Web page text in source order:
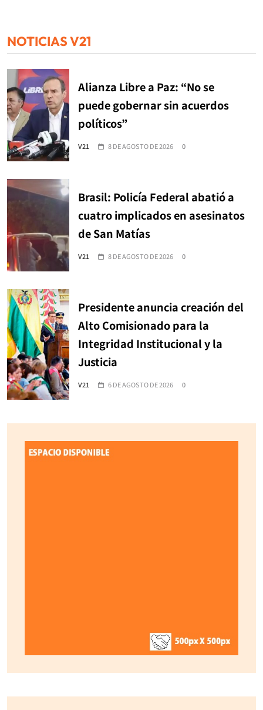
NOTICIAS V21
Alianza Libre a Paz: “No se
puede gobernar sin acuerdos
políticos”
V21 8 DE AGOSTO DE 2026 0
Brasil: Policía Federal abatió a
cuatro implicados en asesinatos
de San Matías
V21 8 DE AGOSTO DE 2026 0
Presidente anuncia creación del
Alto Comisionado para la
Integridad Institucional y la
Justicia
V21 6 DE AGOSTO DE 2026 0